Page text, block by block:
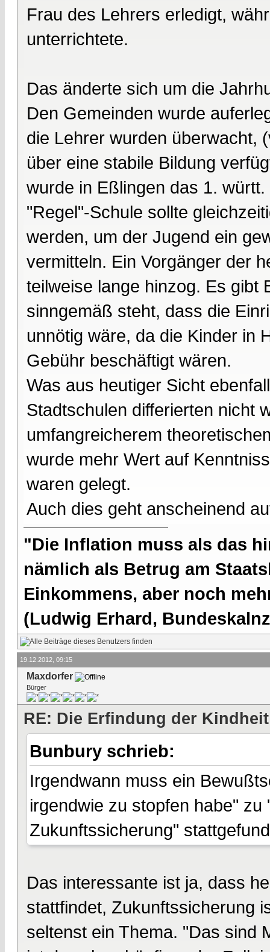
Frau des Lehrers erledigt,
unterrichtete.
Das änderte sich um die
Den Gemeinden wurde
die Lehrer wurden überwacht,
über eine stabile Bildung
wurde in Eßlingen das 1.
"Regel"-Schule sollte
werden, um der Jugend ein
vermitteln. Ein Vorgänger der
teilweise lange hinzog. Es gibt
sinngemäß steht, dass die
unnötig wäre, da die Kinder in
Gebühr beschäftigt wären.
Was aus heutiger Sicht
Stadtschulen differierten nicht
umfangreicherem
wurde mehr Wert auf
waren gelegt.
Auch dies geht anscheinend
"Die Inflation muss als das
nämlich als Betrug am
Einkommens, aber noch
(Ludwig Erhard,
19.12.2012, 09:15
Maxdorfer
Bürger
RE: Die Erfindung der Kindheit
Bunbury schrieb:
Irgendwann muss ein
irgendwie zu stopfen habe"
Zukunftssicherung"
Das interessante ist ja, dass
stattfindet, Zukunftssicherung
seltenst ein Thema. "Das sind